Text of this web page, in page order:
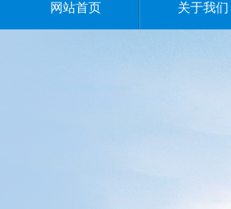
网站首页 关于我们